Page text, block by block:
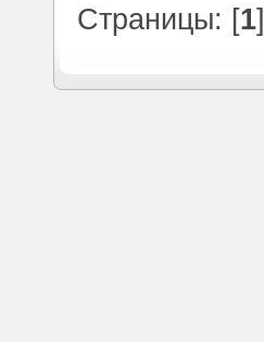
Страницы: [1]